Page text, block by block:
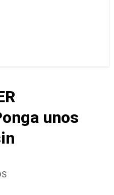
unos